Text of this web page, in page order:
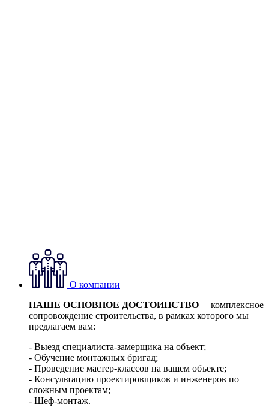
О компании
НАШЕ ОСНОВНОЕ ДОСТОИНСТВО – комплексное
сопровождение строительства, в рамках которого мы
предлагаем вам:
- Выезд специалиста-замерщика на объект;
- Обучение монтажных бригад;
- Проведение мастер-классов на вашем объекте;
- Консультацию проектировщиков и инженеров по
сложным проектам;
- Шеф-монтаж.